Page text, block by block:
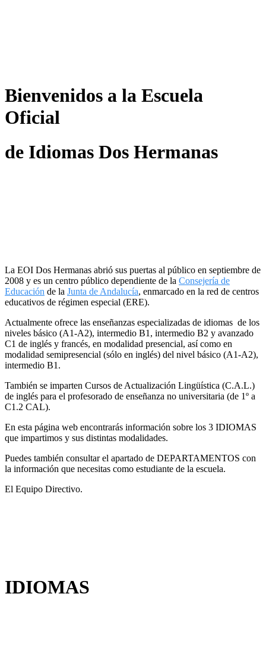
Bienvenidos a la Escuela
Oficial
de Idiomas Dos Hermanas
La EOI Dos Hermanas abrió sus puertas al público en septiembre de
2008 y es un centro público dependiente de la Consejería de
Educación de la Junta de Andalucía, enmarcado en la red de centros
educativos de régimen especial (ERE).
Actualmente ofrece las enseñanzas especializadas de idiomas de los
niveles básico (A1-A2), intermedio B1, intermedio B2 y avanzado
C1 de inglés y francés, en modalidad presencial, así como en
modalidad semipresencial (sólo en inglés) del nivel básico (A1-A2),
intermedio B1.
También se imparten Cursos de Actualización Lingüística (C.A.L.)
de inglés para el profesorado de enseñanza no universitaria (de 1º a
C1.2 CAL).
En esta página web encontrarás información sobre los 3 IDIOMAS
que impartimos y sus distintas modalidades.
Puedes también consultar el apartado de DEPARTAMENTOS con
la información que necesitas como estudiante de la escuela.
El Equipo Directivo.
IDIOMAS